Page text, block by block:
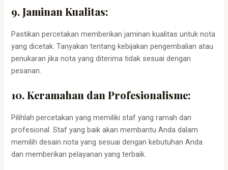
9. Jaminan Kualitas:
Pastikan percetakan memberikan jaminan kualitas untuk nota
yang dicetak. Tanyakan tentang kebijakan pengembalian atau
penukaran jika nota yang diterima tidak sesuai dengan
pesanan.
10. Keramahan dan Profesionalisme:
Pilihlah percetakan yang memiliki staf yang ramah dan
profesional. Staf yang baik akan membantu Anda dalam
memilih desain nota yang sesuai dengan kebutuhan Anda
dan memberikan pelayanan yang terbaik.